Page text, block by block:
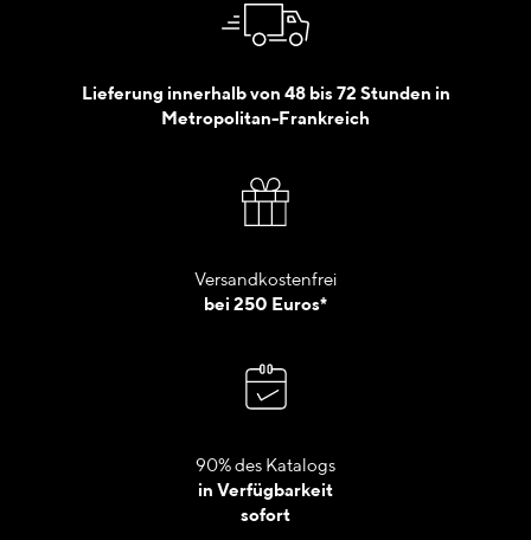
Lieferung innerhalb von 48 bis 72 Stunden in
Metropolitan-Frankreich
Versandkostenfrei
bei 250 Euros*
90% des Katalogs
in Verfügbarkeit
sofort